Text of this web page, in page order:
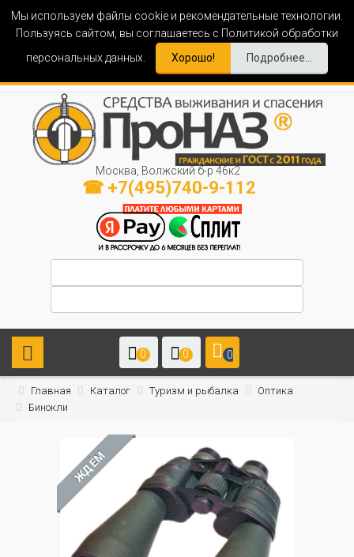
Мы используем файлы cookie и рекомендательные технологии.
Пользуясь сайтом, вы соглашаетесь с Политикой обработки
персональных данных.
Хорошо! Подробнее...
Москва, Волжский б-р 46к2
☎ +7(495)740-9-112
0 0 0
Главная Каталог Туризм и рыбалка
Оптика
Бинокли
ЖДЁМ